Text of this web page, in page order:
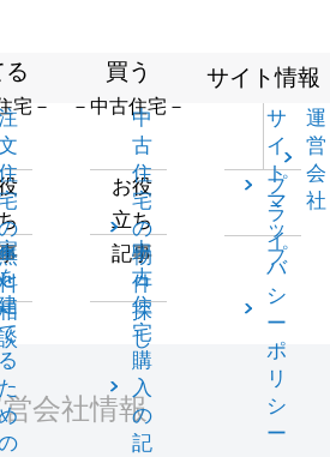
る
宅－
る
た
買う
－中古住宅－
中
古
住
宅
の
物
件
探
し
お役
立ち
記事
中
古
住
宅
購
入
の
記
サイト情報
サ
イ
ト
マ
ッ
プ
運
営
会
社
プ
ラ
イ
バ
シ
ー
ポ
リ
シ
ー
会社情報